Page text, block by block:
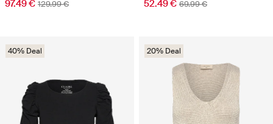
97.49 € 129.99 € 52.49 € 69.99 €
40% Deal 20% Deal